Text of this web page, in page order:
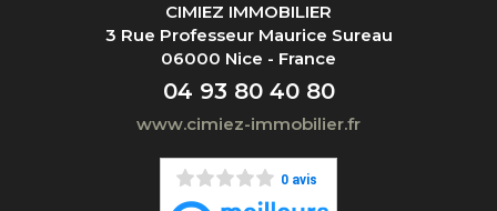
CIMIEZ IMMOBILIER
3 Rue Professeur Maurice Sureau
06000 Nice - France
04 93 80 40 80
www.cimiez-immobilier.fr
0 avis